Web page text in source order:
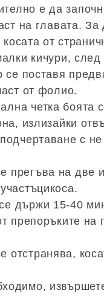
е да
на главата. За
от
кичури, след
се поставя
от фолио.
четка боята
излизайки
с
прегъва на две
държи 15-40
препоръките на
отстранява,